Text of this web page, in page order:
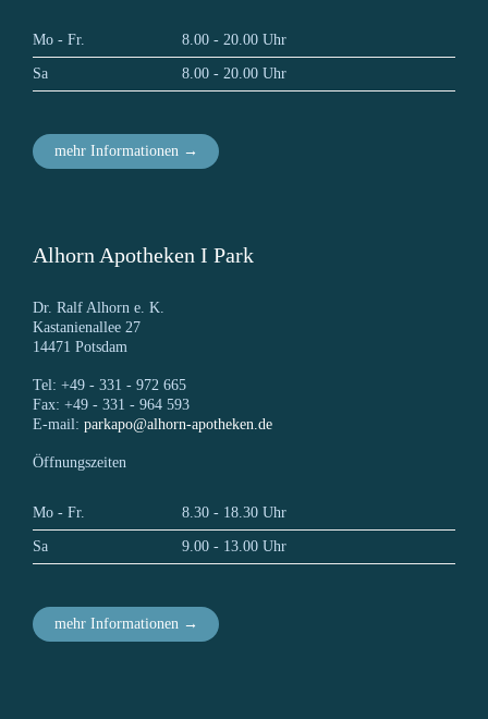
Mo - Fr. 8.00 - 20.00 Uhr
Sa 8.00 - 20.00 Uhr
mehr Informationen →
Alhorn Apotheken I Park
Dr. Ralf Alhorn e. K.
Kastanienallee 27
14471 Potsdam
Tel: +49 - 331 - 972 665
Fax: +49 - 331 - 964 593
E-mail: parkapo@alhorn-apotheken.de
Öffnungszeiten
Mo - Fr. 8.30 - 18.30 Uhr
Sa 9.00 - 13.00 Uhr
mehr Informationen →